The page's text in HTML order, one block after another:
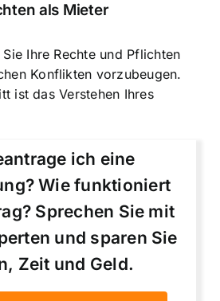
als Mieter
Ihre Rechte und Pflichten
Konflikten vorzubeugen.
ist das Verstehen Ihres
ich eine
Wie funktioniert
Sprechen Sie mit
und sparen Sie
Zeit und Geld.